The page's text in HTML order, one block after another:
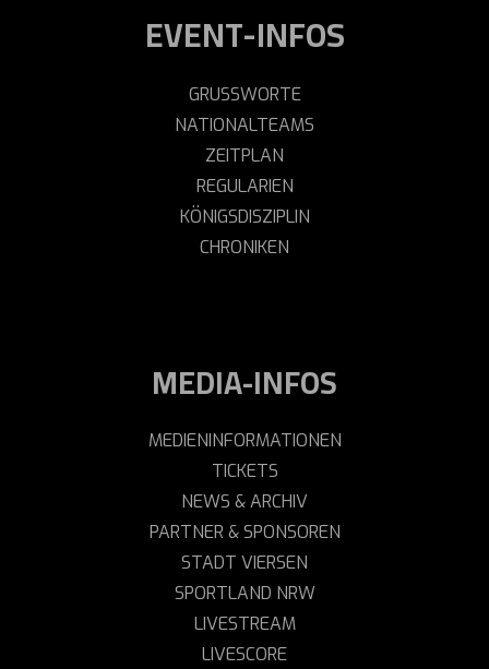
EVENT-INFOS
GRUSSWORTE
NATIONALTEAMS
ZEITPLAN
REGULARIEN
KÖNIGSDISZIPLIN
CHRONIKEN
MEDIA-INFOS
MEDIENINFORMATIONEN
TICKETS
NEWS & ARCHIV
PARTNER & SPONSOREN
STADT VIERSEN
SPORTLAND NRW
LIVESTREAM
LIVESCORE